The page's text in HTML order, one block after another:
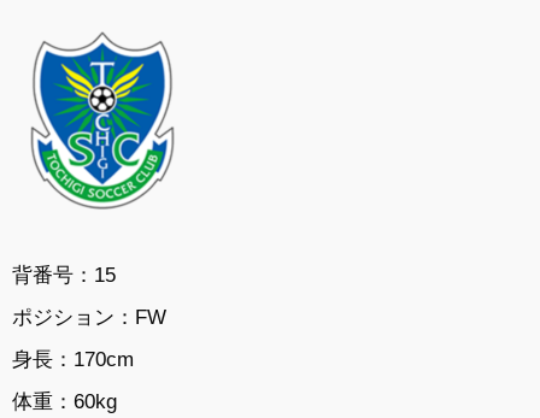
背番号：15
ポジション：FW
身長：170cm
体重：60kg